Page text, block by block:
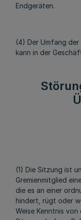
Endgeräten.
(4) Der Umfang
kann in der
(1) Die Sitzung ist
Gremienmitglied
die es an einer
hindert, rügt oder
Weise Kenntnis